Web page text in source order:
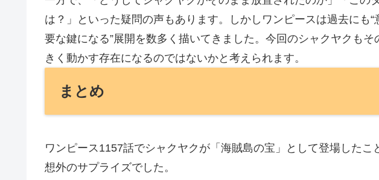
は？」といった疑問の声もあります。しかしワンピースは過去にも
要な鍵になる”展開を数多く描いてきました。今回のシャクヤクも
きく動かす存在になるのではないかと考えられます。
まとめ
ワンピース1157話でシャクヤクが「海賊島の宝」として登場したこ
想外のサプライズでした。